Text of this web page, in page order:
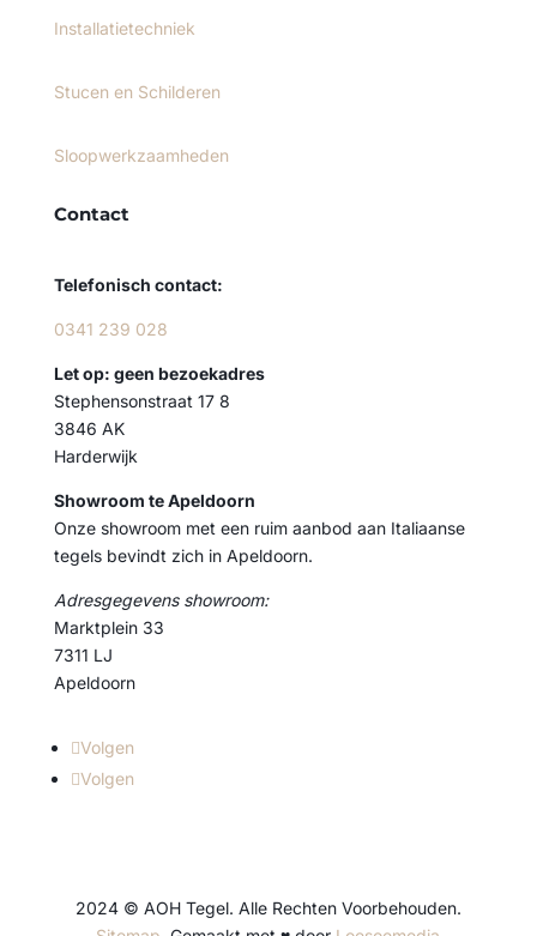
Installatietechniek
Stucen en Schilderen
Sloopwerkzaamheden
Contact
Telefonisch contact:
0341 239 028
Let op: geen bezoekadres
Stephensonstraat 17 8
3846 AK
Harderwijk
Showroom te Apeldoorn
Onze showroom met een ruim aanbod aan Italiaanse
tegels bevindt zich in Apeldoorn.
Adresgegevens showroom:
Marktplein 33
7311 LJ
Apeldoorn
Volgen
Volgen
2024 © AOH Tegel. Alle Rechten Voorbehouden.